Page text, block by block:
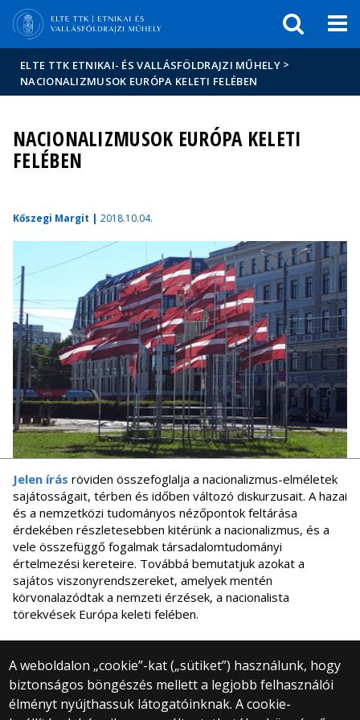
Események
sajtóban
ELTE TTK ETNIKAI- ÉS VALLÁSFÖLDRAJZI MŰHELY >
NACIONALIZMUSOK EURÓPA KELETI FELÉBEN
NACIONALIZMUSOK EURÓPA KELETI
FELÉBEN
Kőszegi Margit | 2018.10.04.
Jelen írás röviden összefoglalja a nacionalizmus-elméletek
sajátosságait, térben és időben változó diskurzusait. A hazai
és a nemzetközi tudományos nézőpontok feltárása
érdekében részletesebben kitérünk a nacionalizmus, és a
vele összefüggő fogalmak társadalomtudományi
értelmezési kereteire. Továbbá bemutatjuk azokat a
sajátos viszonyrendszereket, amelyek mentén
körvonalazódtak a nemzeti érzések, a nacionalista
törekvések Európa keleti felében.
A weboldalon „cookie”-kat („sütiket”) használunk, hogy
biztonságos böngészés mellett a legjobb felhasználói
élményt nyújthassuk látogatóinknak. A cookie-
© 2025 Eötvös Loránd Tudományegyetem
Minden jog fenntartva.